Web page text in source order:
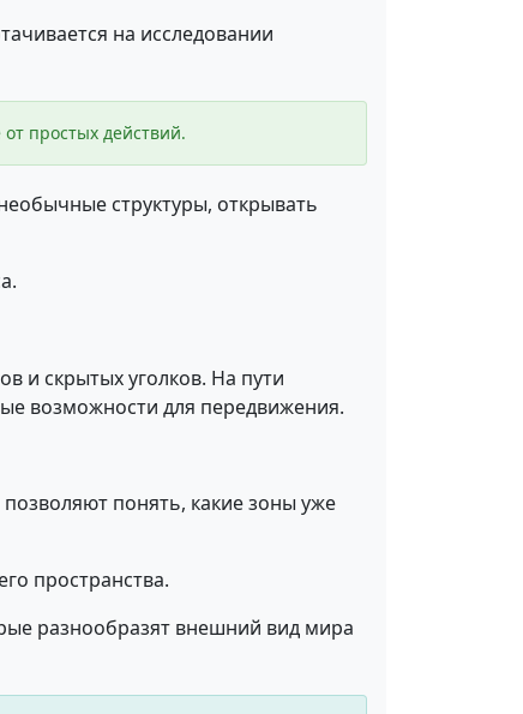
на исследовании
простых действий.
структуры, открывать
и скрытых уголков. На пути
возможности для передвижения.
понять, какие зоны уже
пространства.
разнообразят внешний вид мира